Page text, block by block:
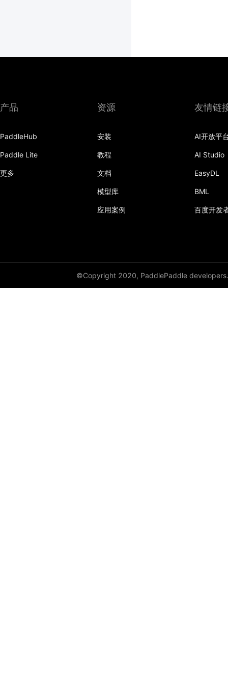
产品
PaddleHub
Paddle Lite
更多
资源
安装
教程
文档
模型库
应用案例
友情链
AI开放平
AI Studio
EasyDL
BML
百度开发
©Copyright 2020, PaddlePaddle developers.